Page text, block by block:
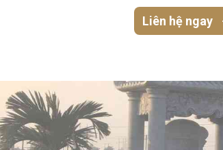
Liên hệ ngay